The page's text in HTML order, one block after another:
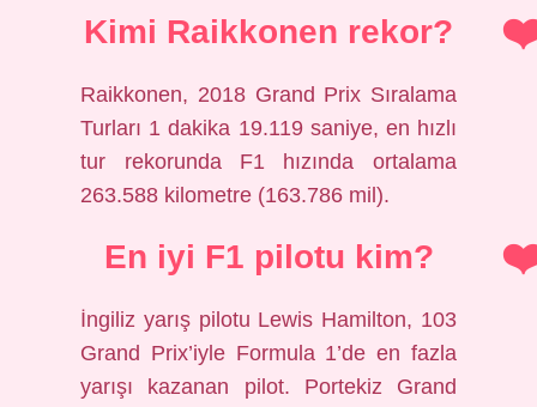
Kimi Raikkonen rekor?
Raikkonen, 2018 Grand Prix Sıralama
Turları 1 dakika 19.119 saniye, en hızlı
tur rekorunda F1 hızında ortalama
263.588 kilometre (163.786 mil).
En iyi F1 pilotu kim?
İngiliz yarış pilotu Lewis Hamilton, 103
Grand Prix’iyle Formula 1’de en fazla
yarışı kazanan pilot. Portekiz Grand